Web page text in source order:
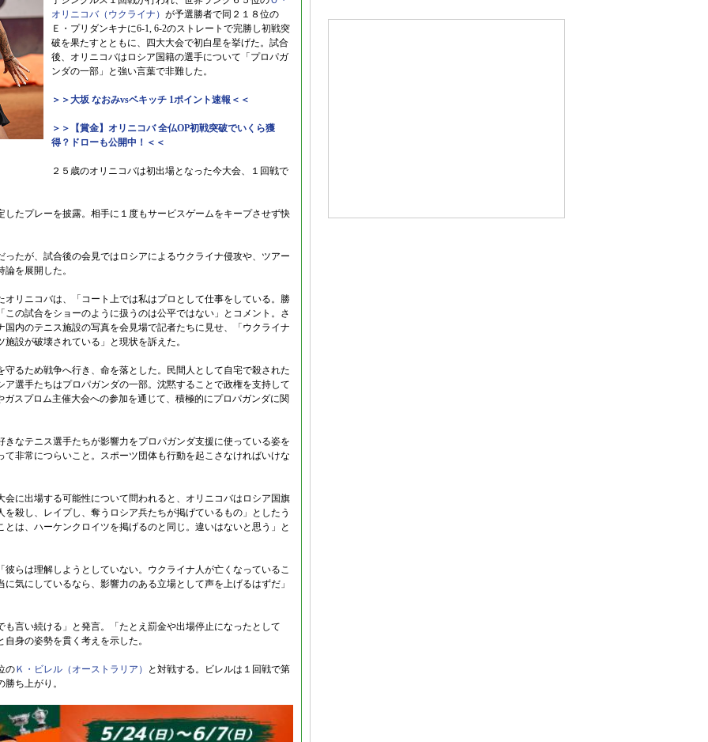
オリニコバ（ウクライナ） が予選勝者で同２１８位の
Ｅ・プリダンキナに6-1, 6-2のストレートで完勝し初戦突
破を果たすとともに、四大大会で初白星を挙げた。試合
後、オリニコバはロシア国籍の選手について「プロパガ
ンダの一部」と強い言葉で非難した。
＞＞大坂 なおみvsベキッチ 1ポイント速報＜＜
＞＞【賞金】オリニコバ 全仏OP初戦突破でいくら獲
得？ドローも公開中！＜＜
２５歳のオリニコバは初出場となった今大会、１回戦で
たプレーを披露。相手に１度もサービスゲームをキープさせず快
たが、試合後の会見ではロシアによるウクライナ侵攻や、ツアー
を展開した。
リニコバは、「コート上では私はプロとして仕事をしている。勝
の試合をショーのように扱うのは公平ではない」とコメント。さ
内のテニス施設の写真を会見場で記者たちに見せ、「ウクライナ
設が破壊されている」と現状を訴えた。
るため戦争へ行き、命を落とした。民間人として自宅で殺された
選手たちはプロパガンダの一部。沈黙することで政権を支持して
スプロム主催大会への参加を通じて、積極的にプロパガンダに関
なテニス選手たちが影響力をプロパガンダ支援に使っている姿を
非常につらいこと。スポーツ団体も行動を起こさなければいけな
会に出場する可能性について問われると、オリニコバはロシア国旗
殺し、レイプし、奪うロシア兵たちが掲げているもの」としたう
は、ハーケンクロイツを掲げるのと同じ。違いはないと思う」と
らは理解しようとしていない。ウクライナ人が亡くなっているこ
気にしているなら、影響力のある立場として声を上げるはずだ」
言い続ける」と発言。「たとえ罰金や出場停止になったとして
身の姿勢を貫く考えを示した。
のＫ・ビレル（オーストラリア）
と対戦する。ビレルは１回戦で第
勝ち上がり。